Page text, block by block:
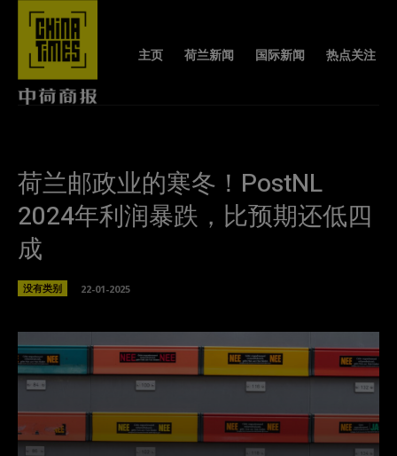
主页 荷兰新闻 国际新闻 热点关注
荷兰邮政业的寒冬！PostNL
2024年利润暴跌，比预期还低四
成
没有类别 22-01-2025